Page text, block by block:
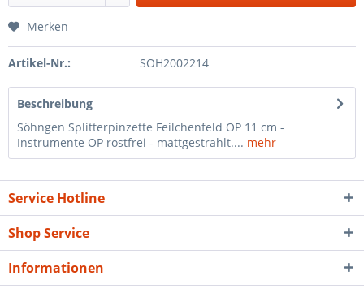
Merken
Artikel-Nr.: SOH2002214
Beschreibung
Söhngen Splitterpinzette Feilchenfeld OP 11 cm -
Instrumente OP rostfrei - mattgestrahlt.... mehr
Service Hotline
Shop Service
Informationen